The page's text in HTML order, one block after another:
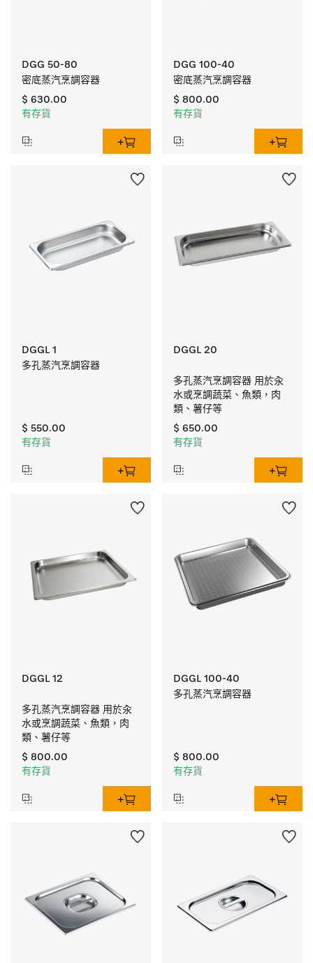
DGG 50-80
密底蒸汽烹調容器
$ 630.00
有存貨
DGG 100-40
密底蒸汽烹調容器
$ 800.00
有存貨
DGGL 1
多孔蒸汽烹調容器
$ 550.00
有存貨
DGGL 20
多孔蒸汽烹調容器 用於汆
水或烹調蔬菜、魚類，肉
類、薯仔等
$ 650.00
有存貨
DGGL 12
多孔蒸汽烹調容器 用於汆
水或烹調蔬菜、魚類，肉
類、薯仔等
$ 800.00
有存貨
DGGL 100-40
多孔蒸汽烹調容器
$ 800.00
有存貨